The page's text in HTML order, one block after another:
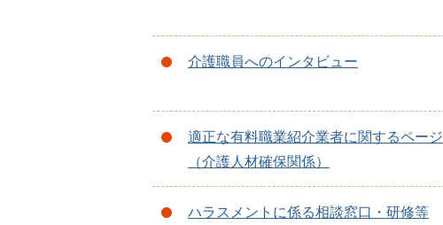
介護職員へのインタビュー
適正な有料職業紹介業者に関するページ
（介護人材確保関係）
ハラスメントに係る相談窓口・研修等